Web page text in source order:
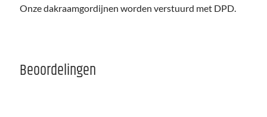
Onze dakraamgordijnen worden verstuurd met DPD.
Beoordelingen